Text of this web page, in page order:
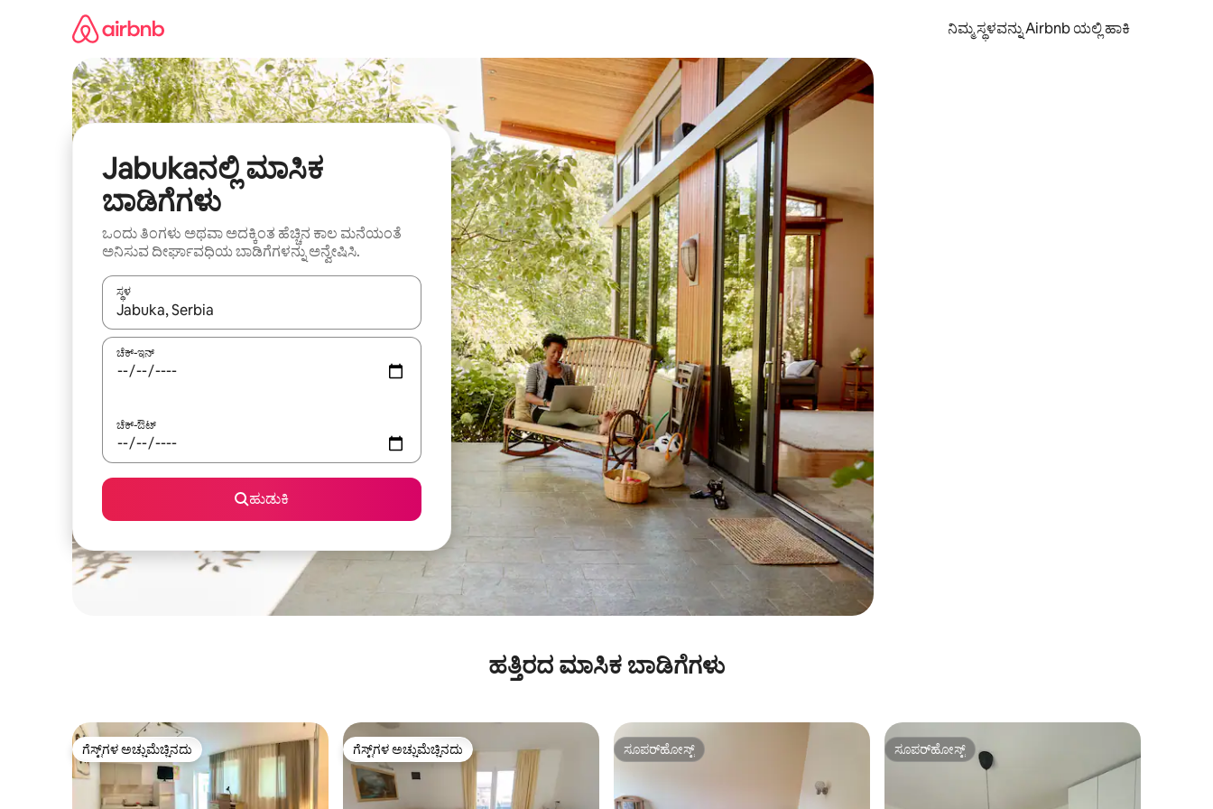
ನಿಮ್ಮ ಸ್ಥಳವನ್ನು Airbnb ಯಲ್ಲಿ ಹಾಕಿ
Jabukaನಲ್ಲಿ ಮಾಸಿಕ
ಬಾಡಿಗೆಗಳು
ಒಂದು ತಿಂಗಳು ಅಥವಾ ಅದಕ್ಕಿಂತ ಹೆಚ್ಚಿನ ಕಾಲ ಮನೆಯಂತೆ
ಅನಿಸುವ ದೀರ್ಘಾವಧಿಯ ಬಾಡಿಗೆಗಳನ್ನು ಅನ್ವೇಷಿಸಿ.
ಸ್ಥಳ
ಫಲಿತಾಂಶಗಳು ಲಭ್ಯವಿರುವಾಗ, ಅಪ್ ಮತ್ತು ಡೌನ್ ಬಾಣದ ಕೀಲಿಗಳೊಂದಿಗೆ ನ್ಯಾವಿಗೇಟ್ ಮಾಡಿ ಅಥವಾ ಸ್ಪರ್ಶ ಅಥವಾ ಸ್ವೈಪ್ ಗೆಸ್ಚರ್‌ಗಳ ಮೂಲಕ ಅನ್ವೇಷಿಸಿ.
ಚೆಕ್-ಇನ್
ಚೆಕ್-ಔಟ್
ಹುಡುಕಿ
ಹತ್ತಿರದ ಮಾಸಿಕ ಬಾಡಿಗೆಗಳು
ಗೆಸ್ಟ್‌ಗಳ ಅಚ್ಚುಮೆಚ್ಚಿನದು
ಗೆಸ್ಟ್‌ಗಳ ಅಚ್ಚುಮೆಚ್ಚಿನದು ಗೆಸ್ಟ್‌ಗಳ ಅಚ್ಚುಮೆಚ್ಚಿನದು
ಗೆಸ್ಟ್‌ಗಳ ಅಚ್ಚುಮೆಚ್ಚಿನದು ಸೂಪರ್‌ಹೋಸ್ಟ್
ಸೂಪರ್‌ಹೋಸ್ಟ್ ಸೂಪರ್‌ಹೋಸ್ಟ್
ಸೂಪರ್‌ಹೋಸ್ಟ್